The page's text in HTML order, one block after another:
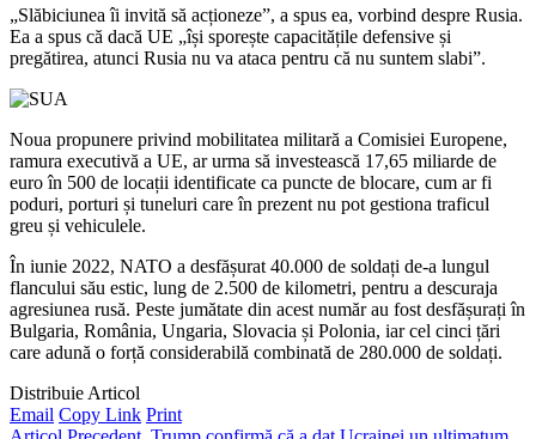
„Slăbiciunea îi invită să acționeze”, a spus ea, vorbind despre Rusia.
Ea a spus că dacă UE „își sporește capacitățile defensive și
pregătirea, atunci Rusia nu va ataca pentru că nu suntem slabi”.
Noua propunere privind mobilitatea militară a Comisiei Europene,
ramura executivă a UE, ar urma să investească 17,65 miliarde de
euro în 500 de locații identificate ca puncte de blocare, cum ar fi
poduri, porturi și tuneluri care în prezent nu pot gestiona traficul
greu și vehiculele.
În iunie 2022, NATO a desfășurat 40.000 de soldați de-a lungul
flancului său estic, lung de 2.500 de kilometri, pentru a descuraja
agresiunea rusă. Peste jumătate din acest număr au fost desfășurați în
Bulgaria, România, Ungaria, Slovacia și Polonia, iar cel cinci țări
care adună o forță considerabilă combinată de 280.000 de soldați.
Distribuie Articol
Email Copy Link Print